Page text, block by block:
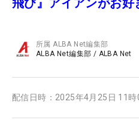
所属ALBA Net編集部
ALBA Net編集部 / ALBA Net
配信日時： 2025年4月25日 11時